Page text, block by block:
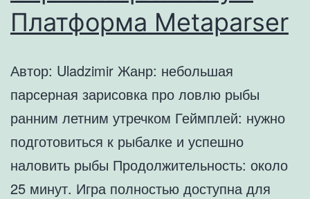
Платформа Metaparser
Автор: Uladzimir Жанр: небольшая
парсерная зарисовка про ловлю рыбы
ранним летним утречком Геймплей: нужно
подготовиться к рыбалке и успешно
наловить рыбы Продолжительность: около
25 минут. Игра полностью доступна для